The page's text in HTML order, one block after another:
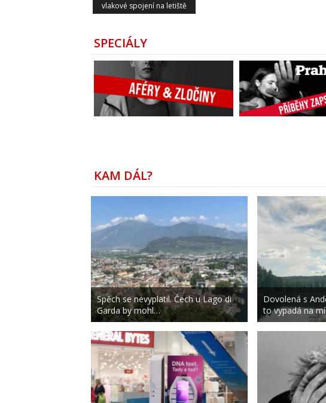
vlakové spojení na letiště
SPECIÁLY
KAM DÁL?
Spěch se nevyplatil. Čech u Lago di
Garda by mohl…
Dovolená s
to vypadá na